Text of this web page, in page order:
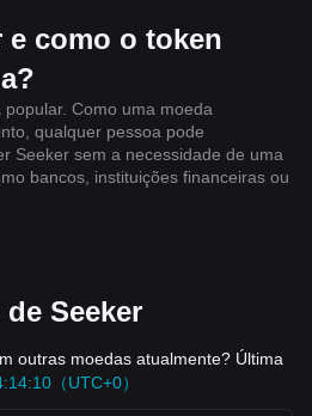
e como o token
Como uma moeda
qualquer pessoa pode
Seeker sem a necessidade de uma
bancos, instituições financeiras ou
Seeker
outras moedas atualmente? Última
（UTC+0）